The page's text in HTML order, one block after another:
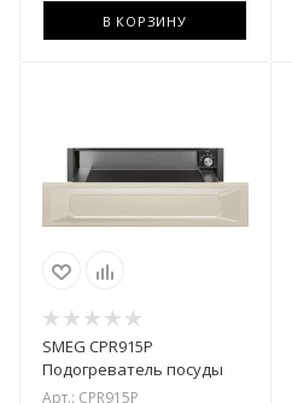
В КОРЗИНУ
SMEG CPR915P
Подогреватель посуды
Арт.: CPR915P